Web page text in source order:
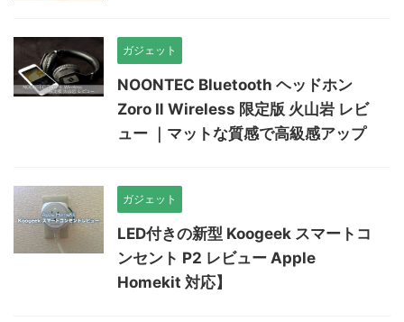
ガジェット
NOONTEC Bluetooth ヘッドホン
Zoro Ⅱ Wireless 限定版 火山岩 レビ
ュー ｜マットな質感で高級感アップ
ガジェット
LED付きの新型 Koogeek スマートコ
ンセント P2 レビュー Apple
Homekit 対応】